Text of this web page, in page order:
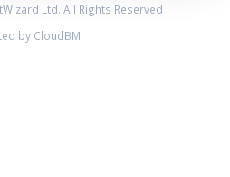
Ltd. All Rights Reserved
by CloudBM